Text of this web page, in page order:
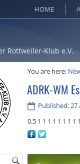
HOME
Rottweiler-Klub e.V.
You are here:
ADRK-WM
Published: 27
0.5 1 1 1 1 1 1 1 1 1